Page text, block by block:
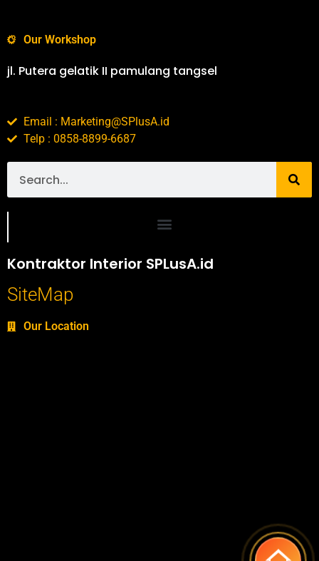
Our Workshop
jl. Putera gelatik II pamulang tangsel
Email : Marketing@SPlusA.id
Telp : 0858-8899-6687
Kontraktor Interior SPLusA.id
SiteMap
Our Location